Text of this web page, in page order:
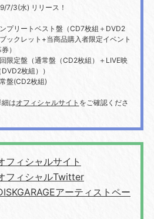
7/3(水) リリース！
プリートベスト盤（CD7枚組＋DVD2
ックレット+当商品購入者限定イベント
）
限定盤（通常盤（CD2枚組）＋LIVE映
枚組））
盤(CD2枚組)
はオフィシャルサイト をご確認くださ
ィシャルサイト
フィシャルTwitter
アーティストペー